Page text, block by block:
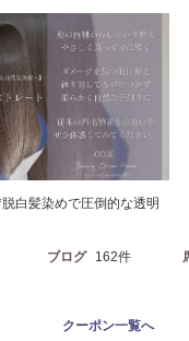
白髪染めで圧倒的な透明
ブログ 162件
クーポン一覧へ